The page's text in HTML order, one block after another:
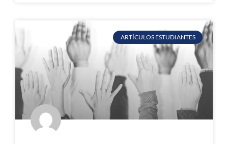
ARTÍCULOS ESTUDIANTES